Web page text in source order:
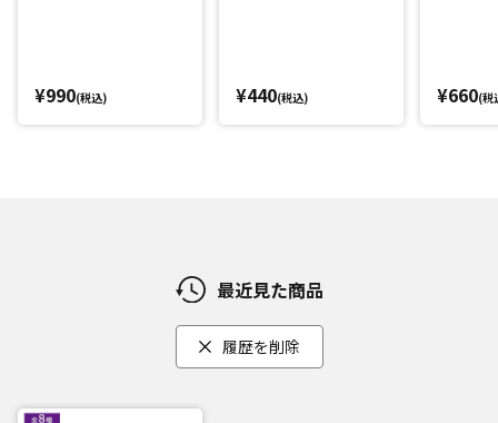
¥990(税込) ¥440(税込) ¥660(税
最近見た商品
履歴を削除